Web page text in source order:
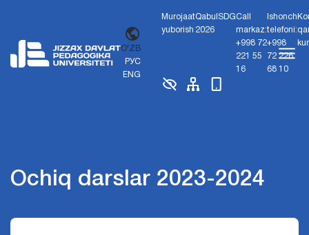
O'ZB
РУС
ENG
Murojaat
yuborish
Qabul
2026
SDGCall
markaz:
+998 72
221 55
16
Ishonch
telefoni:
+998
72 226
68 10
Ochiq darslar 2023-2024